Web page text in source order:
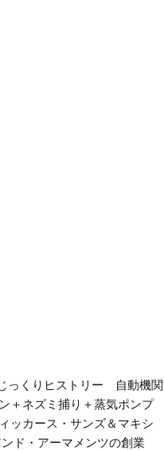
っくりヒストリー 自動機関
＋ネズミ捕り＋蒸気ポンプ
ッカース・サンズ＆マキシ
ド・アーマメンツの創業